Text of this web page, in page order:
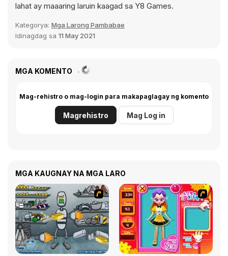
lahat ay maaaring laruin kaagad sa Y8 Games.
Kategorya: Mga Larong Pambabae
Idinagdag sa 11 May 2021
MGA KOMENTO
Mag-rehistro o mag-login para makapaglagay ng komento
Magrehistro Mag Log in
MGA KAUGNAY NA MGA LARO